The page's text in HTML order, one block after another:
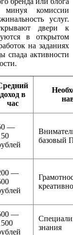
комиссии
услуг.
двери к
в открытом
на заданиях
спада активности
доход в
час
—
базовый
—
—
знания